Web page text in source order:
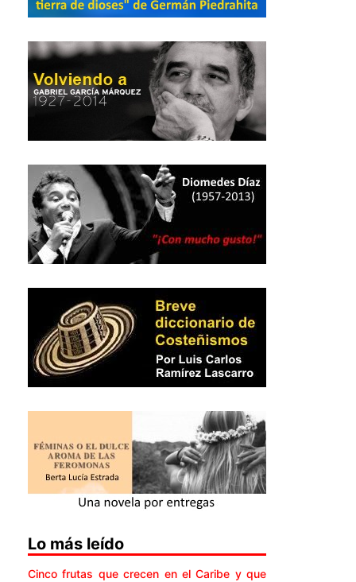
Lo más leído
Cinco frutas que crecen en el Caribe y que